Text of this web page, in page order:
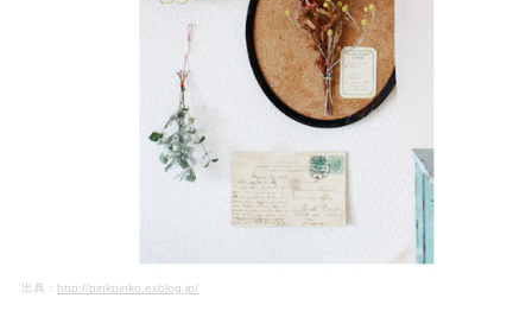
出典： http://pinkpinko.exblog.jp/